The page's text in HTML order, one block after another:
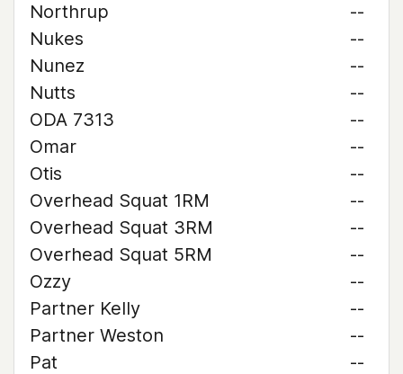
Northrup
--
Nukes
--
Nunez
--
Nutts
--
ODA 7313
--
Omar
--
Otis
--
Overhead Squat 1RM
--
Overhead Squat 3RM
--
Overhead Squat 5RM
--
Ozzy
--
Partner Kelly
--
Partner Weston
--
Pat
--